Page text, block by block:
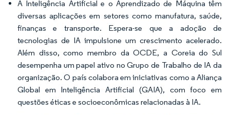
A Inteligência Artificial e o Aprendizado de Máquina têm
diversas aplicações em setores como manufatura, saúde,
finanças e transporte. Espera-se que a adoção de
tecnologias de IA impulsione um crescimento acelerado.
Além disso, como membro da OCDE, a Coreia do Sul
desempenha um papel ativo no Grupo de Trabalho de IA da
organização. O país colabora em iniciativas como a Aliança
Global em Inteligência Artificial (GAIA), com foco em
questões éticas e socioeconômicas relacionadas à IA.